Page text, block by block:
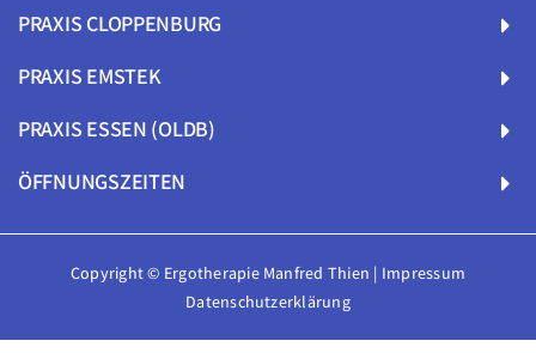
PRAXIS CLOPPENBURG
PRAXIS EMSTEK
PRAXIS ESSEN (OLDB)
ÖFFNUNGSZEITEN
Copyright © Ergotherapie Manfred Thien | Impressum
Datenschutzerklärung